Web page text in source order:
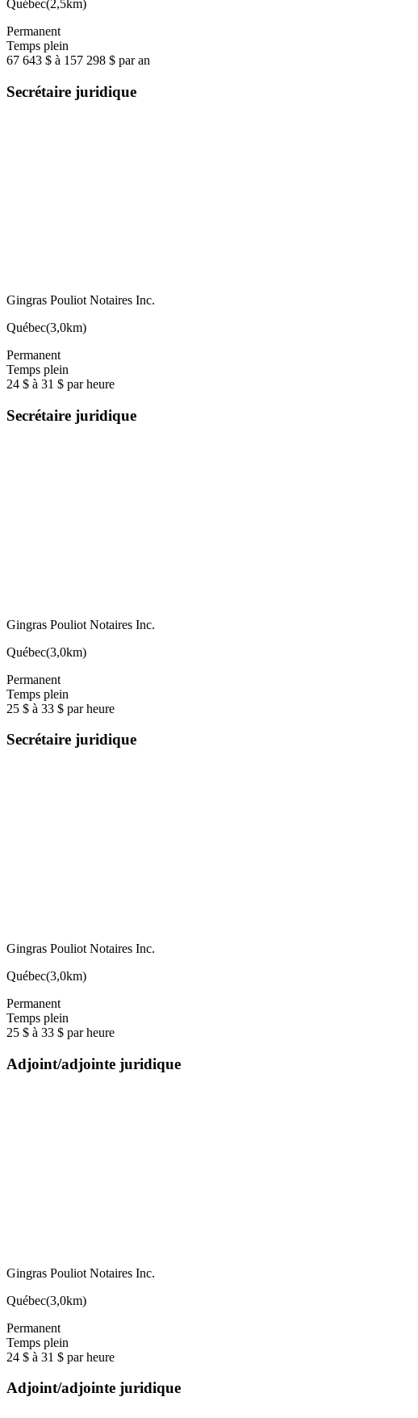
Québec(2,5km)
Permanent
Temps plein
67 643 $ à 157 298 $ par an
Secrétaire juridique
Gingras Pouliot Notaires Inc.
Québec(3,0km)
Permanent
Temps plein
24 $ à 31 $ par heure
Secrétaire juridique
Gingras Pouliot Notaires Inc.
Québec(3,0km)
Permanent
Temps plein
25 $ à 33 $ par heure
Secrétaire juridique
Gingras Pouliot Notaires Inc.
Québec(3,0km)
Permanent
Temps plein
25 $ à 33 $ par heure
Adjoint/adjointe juridique
Gingras Pouliot Notaires Inc.
Québec(3,0km)
Permanent
Temps plein
24 $ à 31 $ par heure
Adjoint/adjointe juridique